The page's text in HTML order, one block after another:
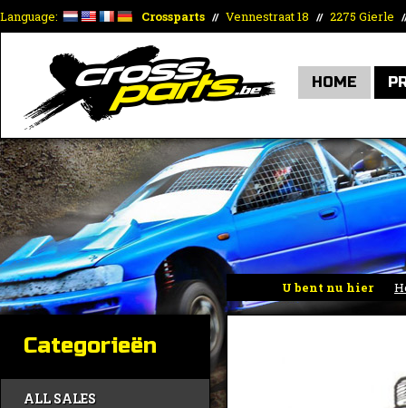
Language: Crossparts // Vennestraat 18 // 2275 Gierle
HOME
U bent nu hier
Categorieën
ALL SALES